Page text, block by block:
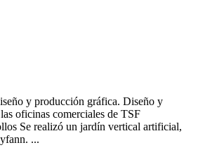
y producción gráfica. Diseño y
oficinas comerciales de TSF
Se realizó un jardín vertical artificial,
...